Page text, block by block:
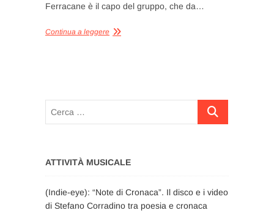
Ferracane è il capo del gruppo, che da…
Continua a leggere
Cerca
ATTIVITÀ MUSICALE
(Indie-eye): “Note di Cronaca”. Il disco e i video
di Stefano Corradino tra poesia e cronaca